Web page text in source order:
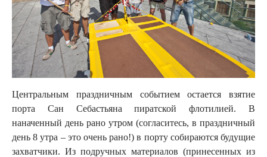
Центральным праздничным событием остается взятие
порта Сан Себастьяна пиратской флотилией. В
наначенный день рано утром (согласитесь, в праздничный
день 8 утра – это очень рано!) в порту собираются будущие
захватчики. Из подручных материалов (принесенных из